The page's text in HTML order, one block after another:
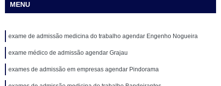
MENU
exame de admissão medicina do trabalho agendar Engenho Nogueira
exame médico de admissão agendar Grajau
exames de admissão em empresas agendar Pindorama